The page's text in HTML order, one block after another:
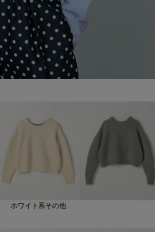
ホワイト系その他